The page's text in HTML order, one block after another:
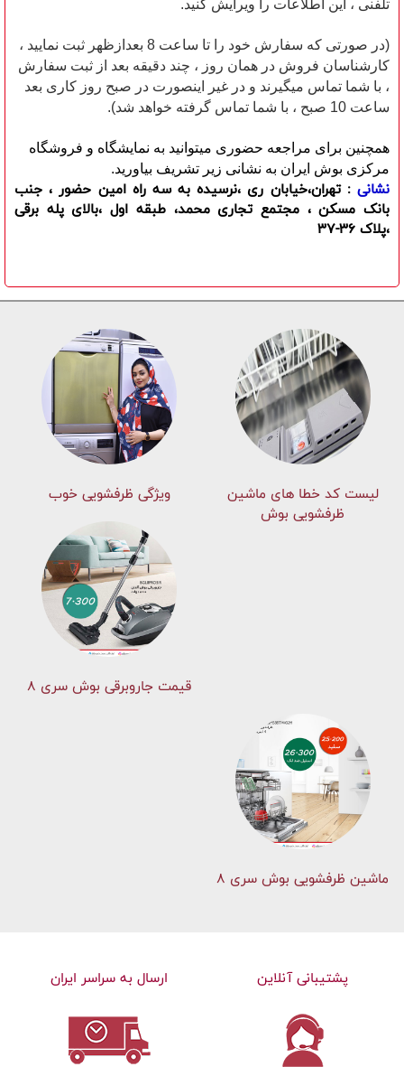
تلفنی ، این اطلاعات را ویرایش کنید.
(در صورتی که سفارش خود را تا ساعت 8 بعدازظهر ثبت نمایید ،
کارشناسان فروش در همان روز ، چند دقیقه بعد از ثبت سفارش
، با شما تماس میگیرند و در غیر اینصورت در صبح روز کاری بعد
ساعت 10 صبح ، با شما تماس گرفته خواهد شد).
همچنین برای مراجعه حضوری میتوانید به نمایشگاه و فروشگاه
مرکزی بوش ایران به نشانی زیر تشریف بیاورید.
نشانی: تهران،خیابان ری ،نرسیده به سه راه امین حضور ، جنب
بانک مسکن ، مجتمع تجاری محمد، طبقه اول ،بالای پله برقی
،پلاک 36-37
لیست کد خطا های ماشين
ظرفشویی بوش
ویژگی ظرفشویی خوب
قیمت جاروبرقی بوش سری ۸
ماشین ظرفشویی بوش سری 8
پشتیبانی آنلاین ارسال به سراسر ایران